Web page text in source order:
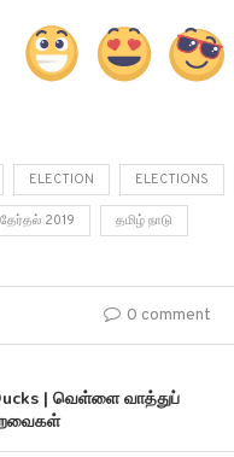
ELECTION ELECTIONS
2019 தமிழ் நாடு
0 comment
| வெள்ளை வாத்துப்